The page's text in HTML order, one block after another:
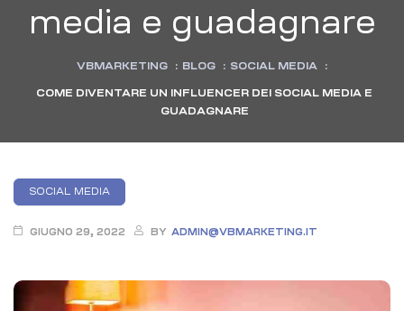
media e guadagnare
VBMARKETING : BLOG : SOCIAL MEDIA :
COME DIVENTARE UN INFLUENCER DEI SOCIAL MEDIA E
GUADAGNARE
Categories
SOCIAL MEDIA
GIUGNO 29, 2022 BY ADMIN@VBMARKETING.IT